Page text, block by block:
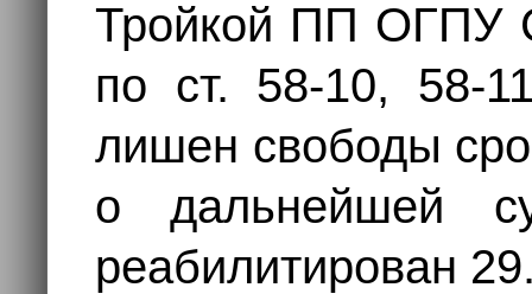
Тройкой ПП ОГПУ
по ст. 58-10, 58-
лишен свободы
о дальнейшей
реабилитирован